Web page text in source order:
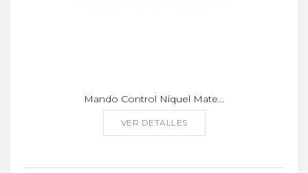
Mando Control Níquel Mate...
VER DETALLES